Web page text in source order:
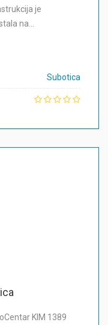
je
na…
Subotica
KIM 1389